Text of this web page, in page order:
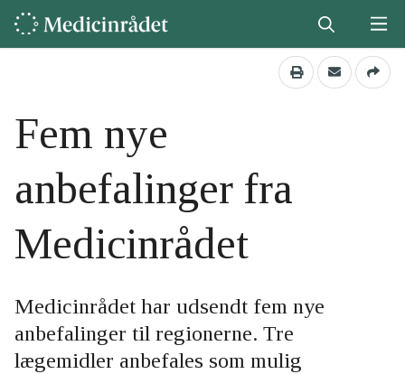
Fem nye
anbefalinger fra
Medicinrådet
Medicinrådet har udsendt fem nye
anbefalinger til regionerne. Tre
lægemidler anbefales som mulig